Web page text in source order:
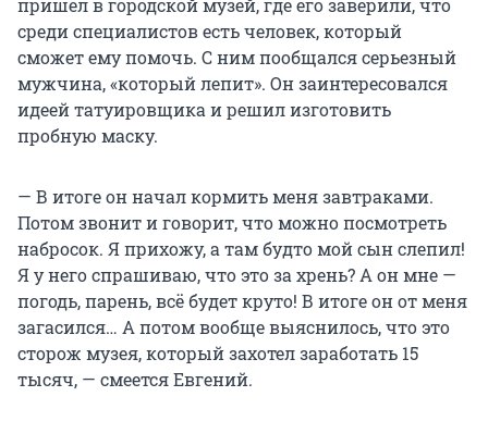
пришел в городской музей, где его заверили, что
среди специалистов есть человек, который
сможет ему помочь. С ним пообщался серьезный
мужчина, «который лепит». Он заинтересовался
идеей татуировщика и решил изготовить
пробную маску.
— В итоге он начал кормить меня завтраками.
Потом звонит и говорит, что можно посмотреть
набросок. Я прихожу, а там будто мой сын слепил!
Я у него спрашиваю, что это за хрень? А он мне —
погодь, парень, всё будет круто! В итоге он от меня
загасился… А потом вообще выяснилось, что это
сторож музея, который захотел заработать 15
тысяч, — смеется Евгений.